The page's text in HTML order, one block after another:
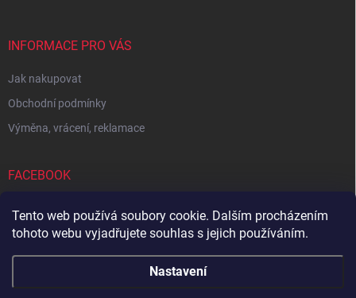
Tento web používá soubory cookie. Dalším procházením
tohoto webu vyjadřujete souhlas s jejich používáním.
Nastavení
INFORMACE PRO VÁS
Jak nakupovat
Obchodní podmínky
Výměna, vrácení, reklamace
FACEBOOK
Zboží.cz Heureka.cz Sedupa Nejlepší seno.cz